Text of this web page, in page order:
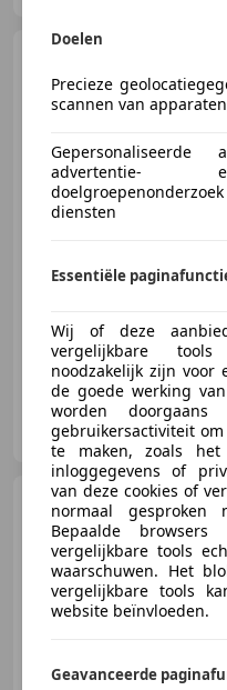
08/2022 50.504 km
Autobedrijf Jan Kok B.V.
NL-8013 PE ZWOLLE
Doelen
Precieze
scannen van apparaten
advertentie-
diensten
Essentiële
Wij of deze
vergelijkbare
noodzakelijk zijn voor
de goede werking
worden
gebruikersactiviteit
te maken, zoals
inloggegevens of
van deze cookies of
normaal gesproken
Bepaalde
vergelijkbare tools
waarschuwen. Het
vergelijkbare tools
website beïnvloeden.
Geavanceerde